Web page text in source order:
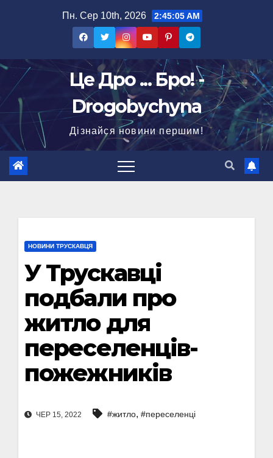
Пн. Сер 10th, 2026 2:45:06 AM
Це Дро ... Бро! -
Drogobychyna
Дізнайся новини першим!
НОВИНИ ТРУСКАВЦЯ
У Трускавці
подбали про
житло для
переселенців-
пожежників
ЧЕР 15, 2022 #житло, #переселенці